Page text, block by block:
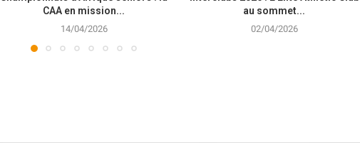
CAA en mission...
14/04/2026
au sommet...
02/04/2026